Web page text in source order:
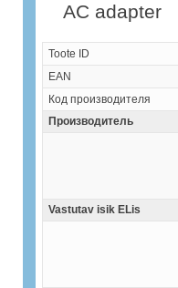
AC adapter
Toote ID
EAN
Код производителя
Производитель
Vastutav isik ELis